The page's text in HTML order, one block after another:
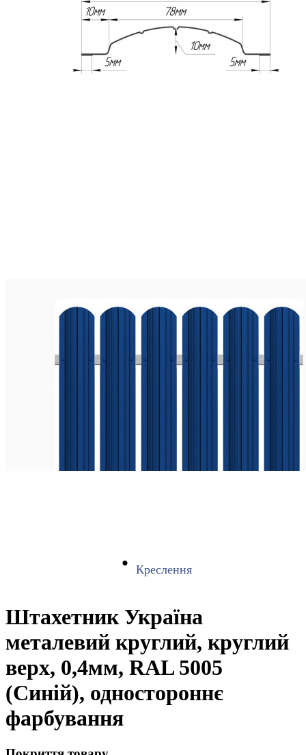
Креслення
Штахетник Україна
металевий круглий, круглий
верх, 0,4мм, RAL 5005
(Синій), одностороннє
фарбування